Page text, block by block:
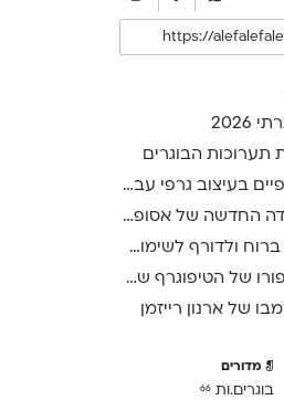
תערוכות הבוגרים
של אסופה, מהדורת 2026
ולדורף לשימוש חופשי
מיקרוסופט, כפי שנחשף בארכיון של נינתו
של ארנון רייזמן
מדורים
בוגרים.ות 66